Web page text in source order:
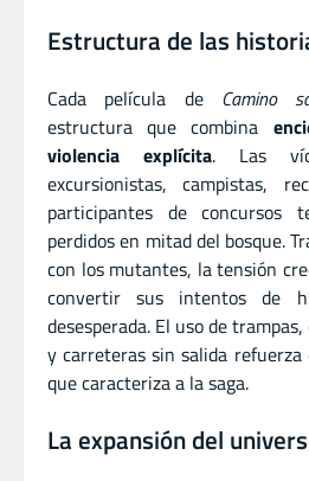
Estructura de las
Cada película de Camino
estructura que combina
violencia explícita. Las
excursionistas, campistas,
participantes de concursos
perdidos en mitad del bosque.
con los mutantes, la tensión
convertir sus intentos de
desesperada. El uso de
y carreteras sin salida
que caracteriza a la saga.
La expansión del